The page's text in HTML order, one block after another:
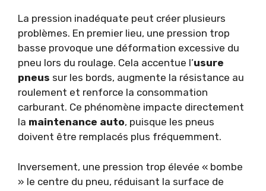
La pression inadéquate peut créer plusieurs
problèmes. En premier lieu, une pression trop
basse provoque une déformation excessive du
pneu lors du roulage. Cela accentue l’usure
pneus sur les bords, augmente la résistance au
roulement et renforce la consommation
carburant. Ce phénomène impacte directement
la maintenance auto, puisque les pneus
doivent être remplacés plus fréquemment.
Inversement, une pression trop élevée « bombe
» le centre du pneu, réduisant la surface de